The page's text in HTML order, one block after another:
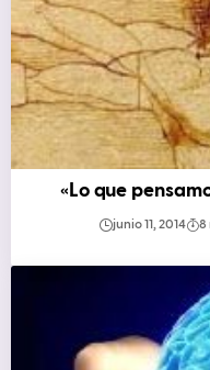
«Lo que
junio 11, 2014 8